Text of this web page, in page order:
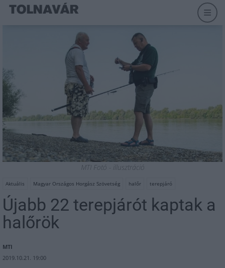
MTI Fotó - illusztráció
Aktuális Magyar Országos Horgász Szövetség halőr terepjáró
Újabb 22 terepjárót kaptak a
halőrök
MTI
2019.10.21. 19:00